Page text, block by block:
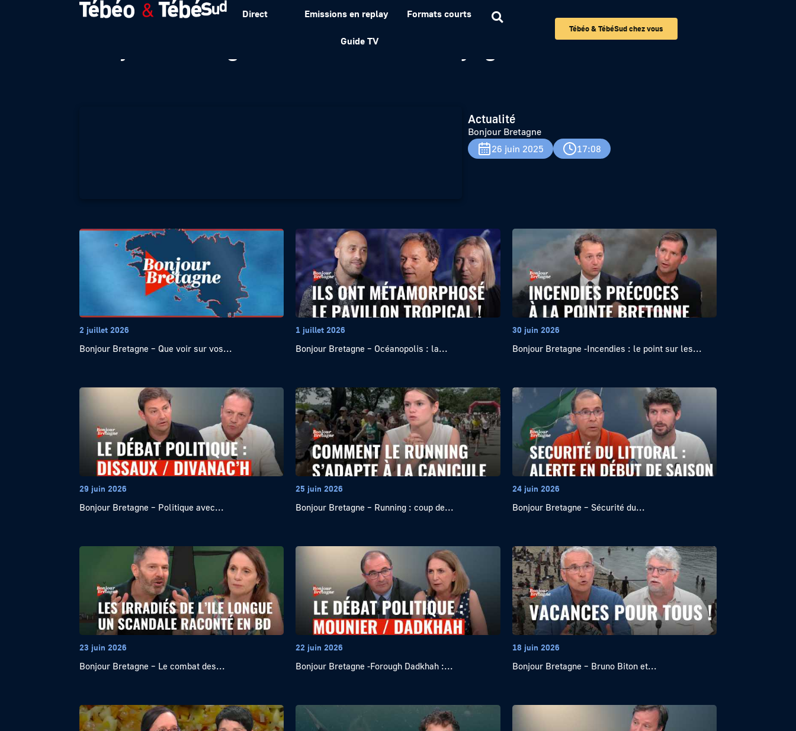
Direct Emissions en replay Formats courts
Guide TV
Tébéo & TébéSud chez vous
Bonjour Bretagne : les écrivaines voyageuses
Actualité
Bonjour Bretagne
26 juin 2025
17:08
2 juillet 2026
Bonjour Bretagne – Que voir sur vos...
1 juillet 2026
Bonjour Bretagne – Océanopolis : la...
30 juin 2026
Bonjour Bretagne -Incendies : le point sur les...
29 juin 2026
Bonjour Bretagne – Politique avec...
25 juin 2026
Bonjour Bretagne – Running : coup de...
24 juin 2026
Bonjour Bretagne – Sécurité du...
23 juin 2026
Bonjour Bretagne – Le combat des...
22 juin 2026
Bonjour Bretagne -Forough Dadkhah :...
18 juin 2026
Bonjour Bretagne – Bruno Biton et...